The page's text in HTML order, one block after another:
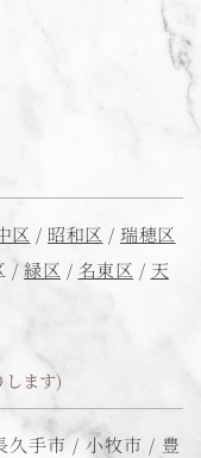
区 / 昭和区 / 瑞穂区
/ 緑区 / 名東区 / 天
します)
久手市 / 小牧市 / 豊